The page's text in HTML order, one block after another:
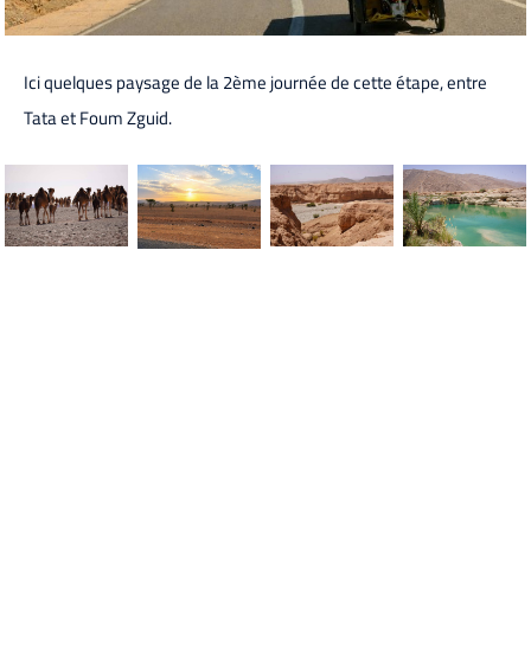
Ici quelques paysage de la 2ème journée de cette étape, entre
Tata et Foum Zguid.